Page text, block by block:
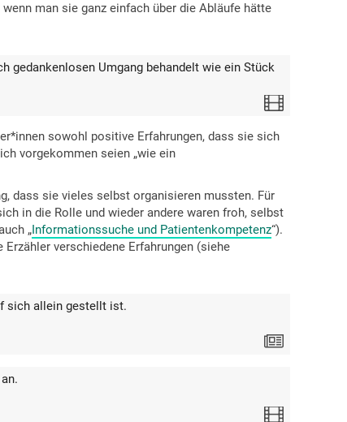
man sie ganz einfach über die Abläufe hätte
gedankenlosen Umgang behandelt wie ein Stück
sowohl positive Erfahrungen, dass sie sich
vorgekommen seien „wie ein
dass sie vieles selbst organisieren mussten. Für
in die Rolle und wieder andere waren froh, selbst
„Informationssuche und Patientenkompetenz“).
verschiedene Erfahrungen (siehe
sich allein gestellt ist.